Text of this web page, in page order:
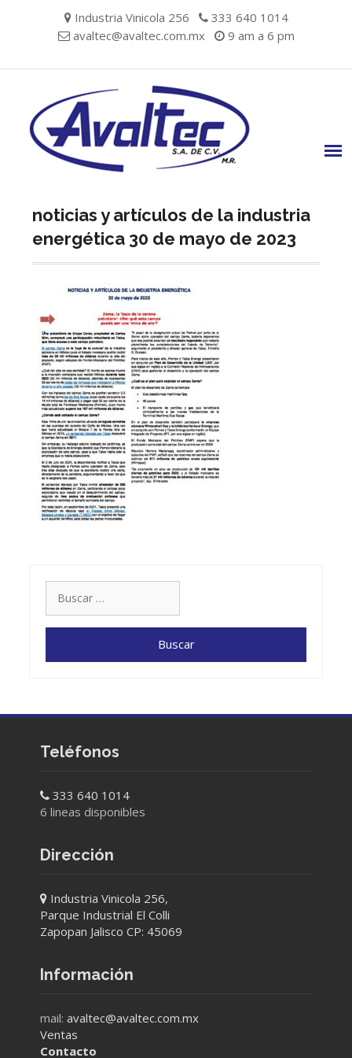
Industria Vinicola 256
333 640 1014
avaltec@avaltec.com.mx
9 am a 6 pm
noticias y artículos de la industria
energética 30 de mayo de 2023
Teléfonos
333 640 1014
6 lineas disponibles
Dirección
Industria Vinicola 256,
Parque Industrial El Colli
Zapopan Jalisco CP: 45069
Información
mail: avaltec@avaltec.com.mx
Ventas
Contacto